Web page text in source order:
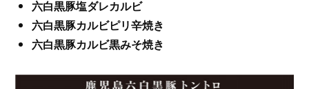
六白黒豚塩ダレカルビ
六白黒豚カルビピリ辛焼き
六白黒豚カルビ黒みそ焼き